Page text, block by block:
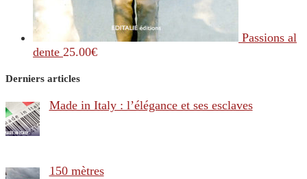
Passions al
dente 25.00€
Derniers articles
Made in Italy : l’élégance et ses esclaves
150 mètres